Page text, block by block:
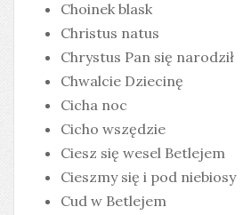
Choinek blask
Christus natus
Chrystus Pan się narodził
Chwalcie Dziecinę
Cicha noc
Cicho wszędzie
Ciesz się wesel Betlejem
Cieszmy się i pod niebiosy
Cud w Betlejem